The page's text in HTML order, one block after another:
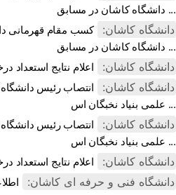
دانشگاه کاشان در مسابق ...
دانشگاه کاشان:
کسب مقام قهرمانی
دانشگاه کاشان در مسابق ...
دانشگاه کاشان: اعلام نتایج استعداد
دانشگاه کاشان:
انتصاب رئیس
علمی بنیاد نخبگان اس ...
دانشگاه کاشان:
انتصاب رئیس
علمی بنیاد نخبگان اس ...
دانشگاه کاشان: اعلام نتایج استعداد
دانشگاه فنی و حرفه ای کاشان: